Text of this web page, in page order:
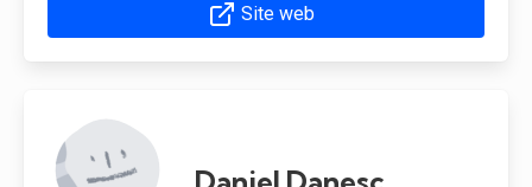
Site web